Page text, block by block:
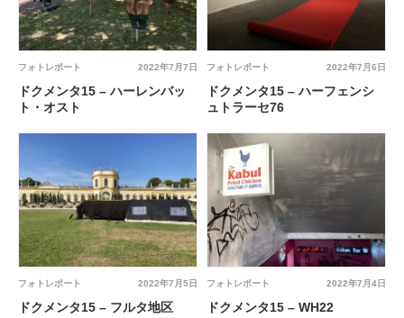
2022年7月7日
フォトレポート
ドクメンタ15 – ハーレンバッ
ト・オスト
2022年7月6日
フォトレポート
ドクメンタ15 – ハーフェンシ
ュトラーセ76
2022年7月5日
フォトレポート
ドクメンタ15 – フルタ地区
2022年7月4日
フォトレポート
ドクメンタ15 – WH22